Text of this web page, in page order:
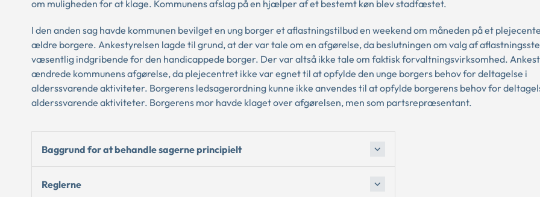
om muligheden for at klage. Kommunens afslag på en hjælper af et bestemt køn blev stadfæstet.
I den anden sag havde kommunen bevilget en ung borger et aflastningstilbud en weekend om måneden på et
ældre borgere. Ankestyrelsen lagde til grund, at der var tale om en afgørelse, da beslutningen om valg af
væsentlig indgribende for den handicappede borger. Der var altså ikke tale om faktisk forvaltningsvirksomhed.
ændrede kommunens afgørelse, da plejecentret ikke var egnet til at opfylde den unge borgers behov for deltagelse i
alderssvarende aktiviteter. Borgerens ledsagerordning kunne ikke anvendes til at opfylde borgerens behov for
alderssvarende aktiviteter. Borgerens mor havde klaget over afgørelsen, men som partsrepræsentant.
Baggrund for at behandle sagerne principielt
Reglerne